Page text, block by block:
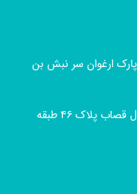
ارغوان سر نبش بن
آدرس مطب تهرانپارس : میدان رهبر خیابان آل قصاب پلاک ۴۶ طبقه